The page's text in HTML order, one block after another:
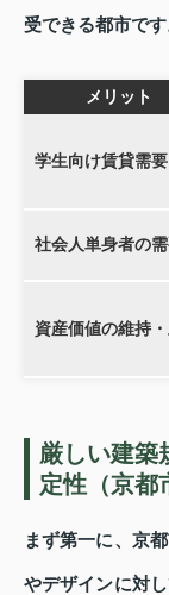
受できる都市です
メリット
学生向け賃貸需要
社会人単身者の
資産価値の維持
厳しい建築
定性（京都
まず第一に、京
やデザインに対